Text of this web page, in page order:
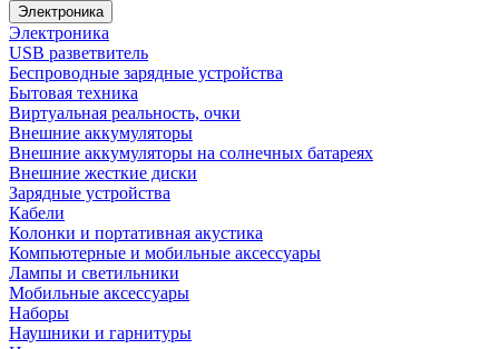
Электроника
Электроника
USB разветвитель
Беспроводные зарядные устройства
Бытовая техника
Виртуальная реальность, очки
Внешние аккумуляторы
Внешние аккумуляторы на солнечных батареях
Внешние жесткие диски
Зарядные устройства
Кабели
Колонки и портативная акустика
Компьютерные и мобильные аксессуары
Лампы и светильники
Мобильные аксессуары
Наборы
Наушники и гарнитуры